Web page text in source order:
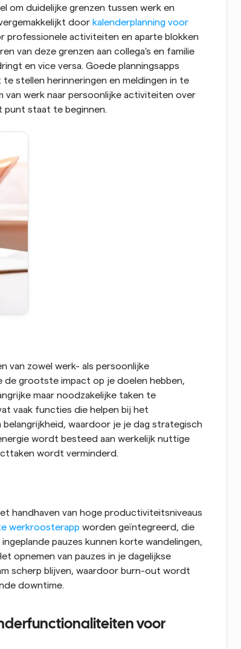
om duidelijke grenzen tussen werk en
door kalenderplanning voor
professionele activiteiten en aparte blokken
van deze grenzen aan collega's en familie
en vice versa. Goede planningsapps
stellen herinneringen en meldingen in te
van werk naar persoonlijke activiteiten over
punt staat te beginnen.
van zowel werk- als persoonlijke
grootste impact op je doelen hebben,
maar noodzakelijke taken te
vaak functies die helpen bij het
waardoor je je dag strategisch
wordt besteed aan werkelijk nuttige
wordt verminderd.
handhaven van hoge productiviteitsniveaus
werkroosterapp worden geïntegreerd, die
pauzes kunnen korte wandelingen,
opnemen van pauzes in je dagelijkse
scherp blijven, waardoor burn-out wordt
downtime.
voor